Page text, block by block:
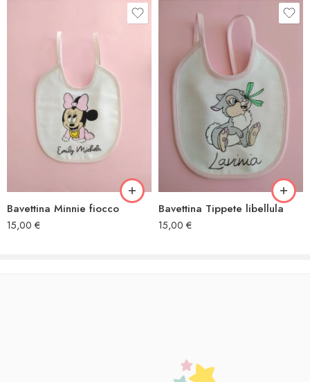
Bavettina Minnie fiocco
15,00 €
Bavettina Tippete libellula
15,00 €